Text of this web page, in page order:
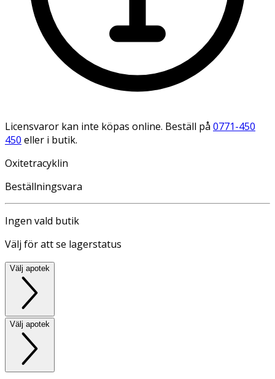
Licensvaror kan inte köpas online. Beställ på 0771-450
450 eller i butik.
Oxitetracyklin
Beställningsvara
Ingen vald butik
Välj för att se lagerstatus
Välj apotek
Välj apotek